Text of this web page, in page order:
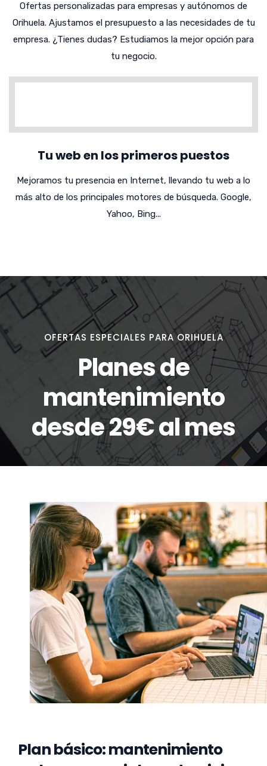
Ofertas personalizadas para empresas y autónomos de
Orihuela. Ajustamos el presupuesto a las necesidades de tu
empresa. ¿Tienes dudas? Estudiamos la mejor opción para
tu negocio.
Tu web en los primeros puestos
Mejoramos tu presencia en Internet, llevando tu web a lo
más alto de los principales motores de búsqueda. Google,
Yahoo, Bing...
OFERTAS ESPECIALES PARA ORIHUELA
Planes de
mantenimiento
desde 29€ al mes
Plan básico: mantenimiento